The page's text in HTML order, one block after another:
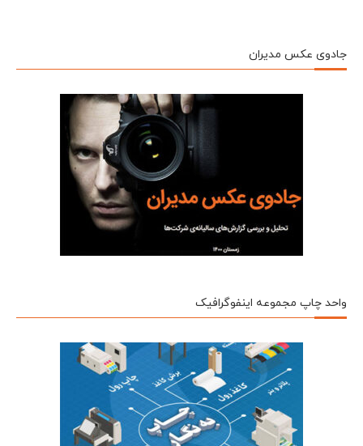
جادوی عکس مدیران
واحد چاپ مجموعه اینفوگرافیک